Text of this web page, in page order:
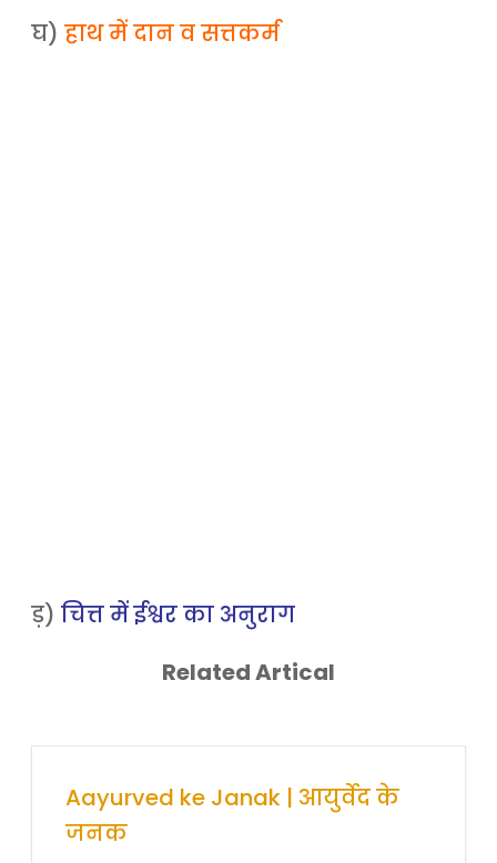
घ)हाथ में दान व सत्तकर्म
ड़)चित्त में ईश्वर का अनुराग
Related Artical
Aayurved ke Janak | आयुर्वेद के
जनक